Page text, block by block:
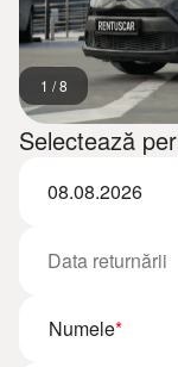
Selectează
Numele*
1 /8